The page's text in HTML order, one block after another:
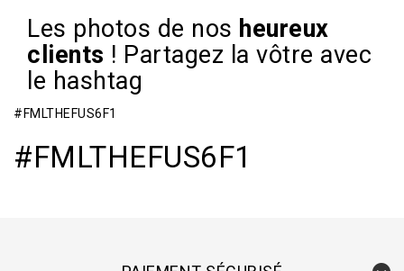
Les photos de nos heureux
clients ! Partagez la vôtre avec
le hashtag
#FMLTHEFUS6F1
#FMLTHEFUS6F1